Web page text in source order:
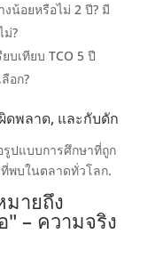
น้อยหรือไม่ 2 ปี? มี
?
บเทียบ TCO 5 ปี
อก?
ดพลาด, และกับดัก
ปแบบการศึกษาที่ถูก
พบในตลาดทั่วโลก.
ายถึง
– ความจริง